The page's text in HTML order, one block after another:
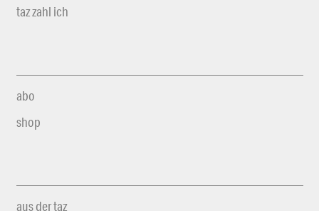
taz zahl ich
abo
shop
aus der taz